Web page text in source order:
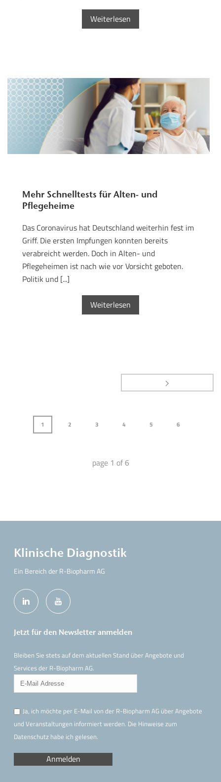
Weiterlesen
Mehr Schnelltests für Alten- und
Pflegeheime
Das Coronavirus hat Deutschland weiterhin fest im
Griff. Die ersten Impfungen konnten bereits
verabreicht werden. Doch in Alten- und
Pflegeheimen ist nach wie vor Vorsicht geboten.
Politik und [...]
Weiterlesen
1 2 3 4 5 6
page 1 of 6
Klinische Diagnostik
Ein Bereich der R-Biopharm AG
Jetzt für den Newsletter anmelden
Bleiben Sie stets auf dem aktuellen Stand über Angebote und
Services der R-Biopharm AG.
Ja, ich möchte per E-Mail von der R-Biopharm AG über Angebote
und Veranstaltungen informiert werden. Die Hinweisezum
Datenschutz habe ich gelesen.